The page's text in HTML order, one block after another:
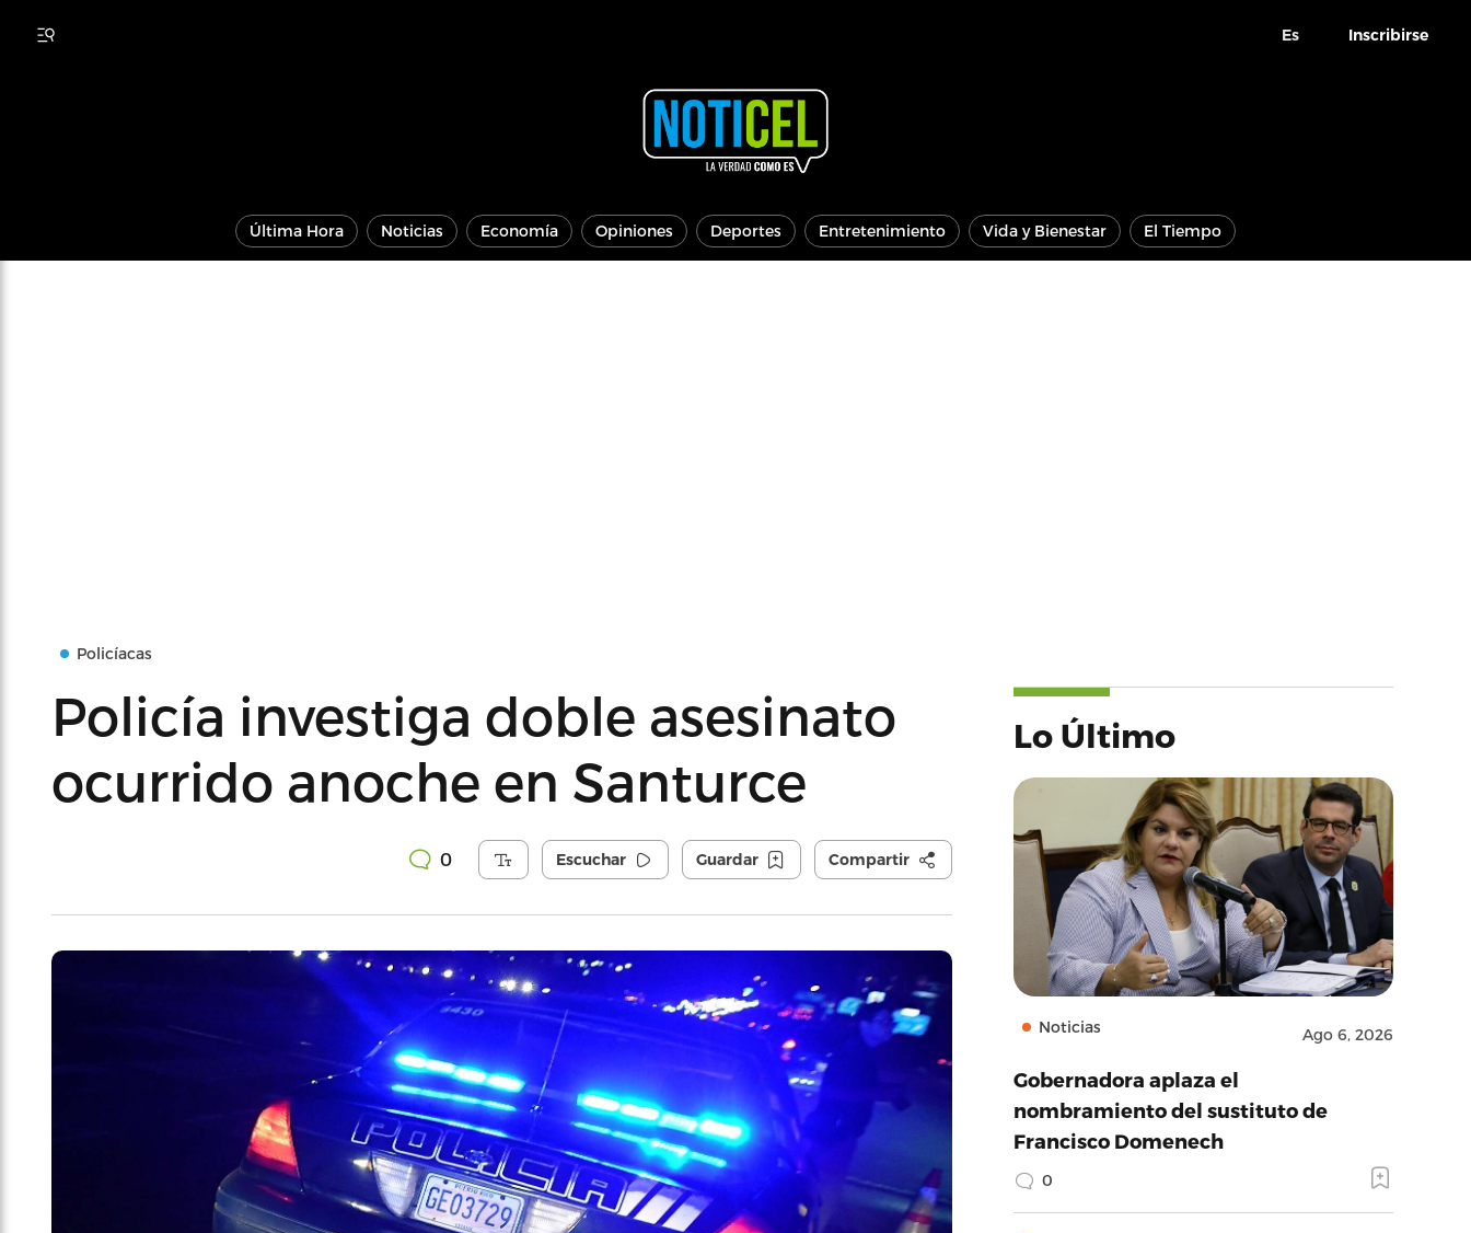
Es Inscribirse
Última Hora Noticias Economía Opiniones Deportes Entretenimiento Vida y Bienestar El Tiempo
Policíacas
Policía investiga doble asesinato
ocurrido anoche en Santurce
0 Escuchar Guardar Compartir
Lo Último
Noticias Ago 6, 2026
Gobernadora aplaza el
nombramiento del sustituto de
Francisco Domenech
0